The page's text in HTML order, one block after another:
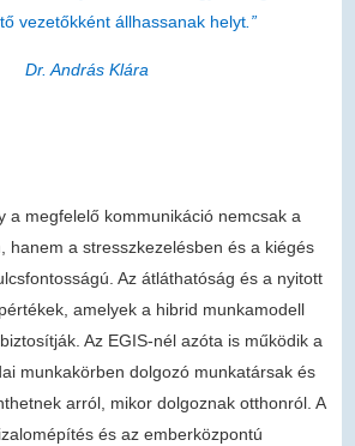
vezetőkként állhassanak helyt.”
Dr. András Klára
a megfelelő kommunikáció nemcsak a
hanem a stresszkezelésben és a kiégés
Az átláthatóság és a nyitott
amelyek a hibrid munkamodell
Az EGIS-nél azóta is működik a
munkakörben dolgozó munkatársak és
arról, mikor dolgoznak otthonról. A
és az emberközpontú